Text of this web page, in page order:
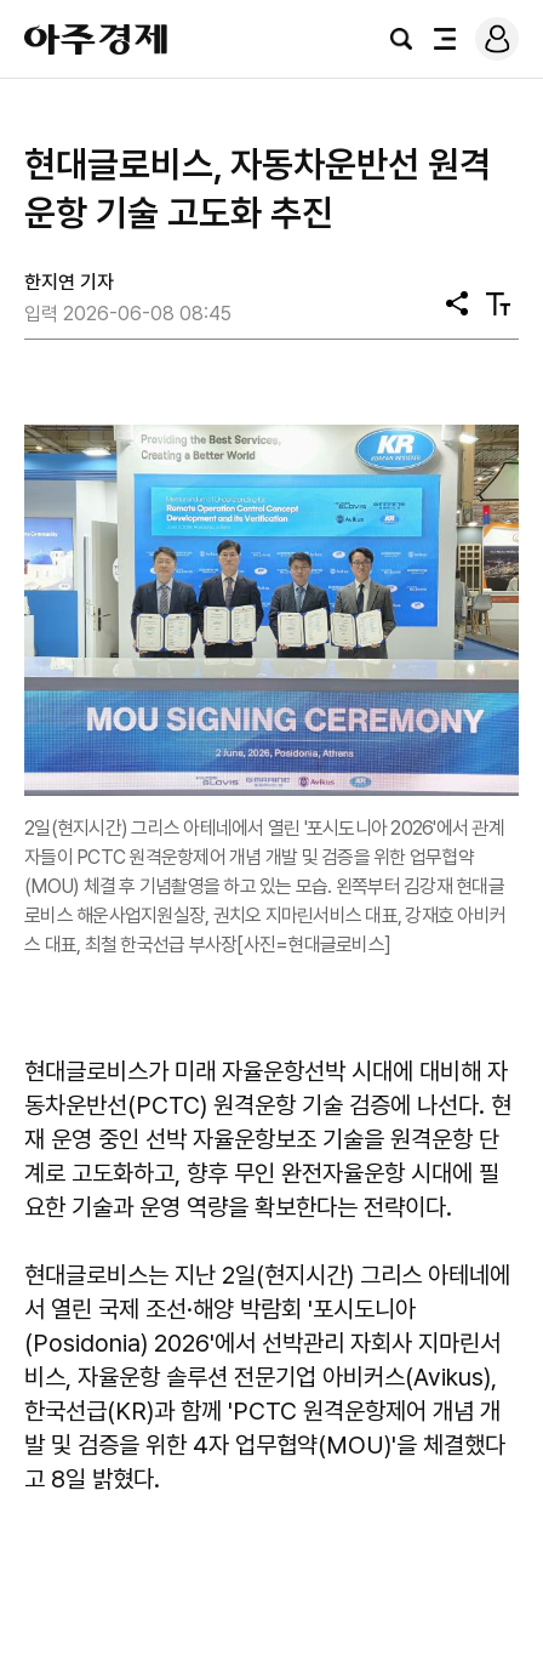
아
주
경
검
전
로
그
현대글로비스, 자동차운반선 원격
운항 기술 고도화 추진
한지연 기자
입력 2026-06-08 08:45
공
유
텍
스
2일(현지시간) 그리스 아테네에서 열린 '포시도니아 2026'에서 관계
자들이 PCTC 원격운항제어 개념 개발 및 검증을 위한 업무협약
(MOU) 체결 후 기념촬영을 하고 있는 모습. 왼쪽부터 김강재 현대글
로비스 해운사업지원실장, 권치오 지마린서비스 대표, 강재호 아비커
스 대표, 최철 한국선급 부사장[사진=현대글로비스]
현대글로비스가 미래 자율운항선박 시대에 대비해 자
동차운반선(PCTC) 원격운항 기술 검증에 나선다. 현
재 운영 중인 선박 자율운항보조 기술을 원격운항 단
계로 고도화하고, 향후 무인 완전자율운항 시대에 필
요한 기술과 운영 역량을 확보한다는 전략이다.
현대글로비스는 지난 2일(현지시간) 그리스 아테네에
서 열린 국제 조선·해양 박람회 '포시도니아
(Posidonia) 2026'에서 선박관리 자회사 지마린서
비스, 자율운항 솔루션 전문기업 아비커스(Avikus),
한국선급(KR)과 함께 'PCTC 원격운항제어 개념 개
발 및 검증을 위한 4자 업무협약(MOU)'을 체결했다
고 8일 밝혔다.